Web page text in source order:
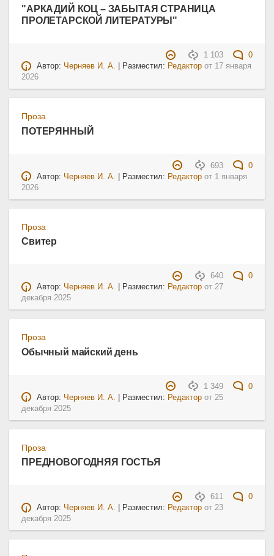
"АРКАДИЙ КОЦ – ЗАБЫТАЯ СТРАНИЦА
ПРОЛЕТАРСКОЙ ЛИТЕРАТУРЫ"
1 103
0
Автор: Черняев И. А. | Разместил: Редактор от 17 января
2026
Проза
ПОТЕРЯННЫЙ
693
0
Автор: Черняев И. А. | Разместил: Редактор от 1 января
2026
Проза
Свитер
640
0
Автор: Черняев И. А. | Разместил: Редактор от27
декабря 2025
Проза
Обычный майский день
1 349
0
Автор: Черняев И. А. | Разместил: Редактор от 25
декабря 2025
Проза
ПРЕДНОВОГОДНЯЯ ГОСТЬЯ
611
0
Автор: Черняев И. А. | Разместил: Редактор от23
декабря 2025